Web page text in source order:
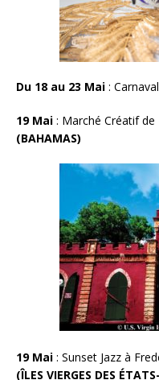
Du 18 au 23 Mai :
19 Mai : Marché Créatif de
(BAHAMAS)
19 Mai : Sunset Jazz à
(ÎLES VIERGES DES